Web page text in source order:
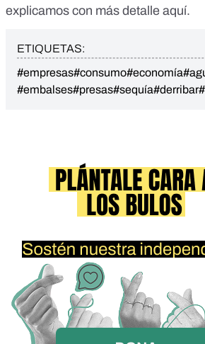
explicamos con más detalle aquí.
ETIQUETAS:
#empresas#consumo#economía
#embalses#presas#sequía#derribar